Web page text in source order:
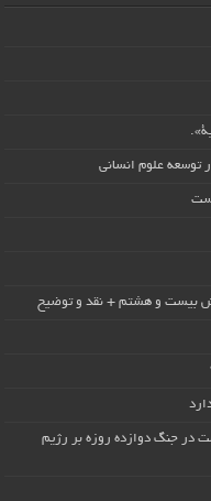
علوم انسانی
بیست و هشتم + نقد و توضیح
در جنگ دوازده روزه بر رژیم